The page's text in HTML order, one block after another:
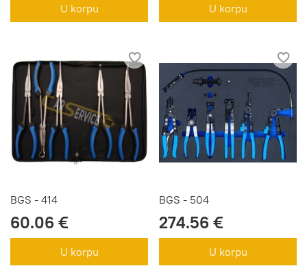
U korpu U korpu
BGS - 414
60.06 €
U korpu
BGS - 504
274.56 €
U korpu